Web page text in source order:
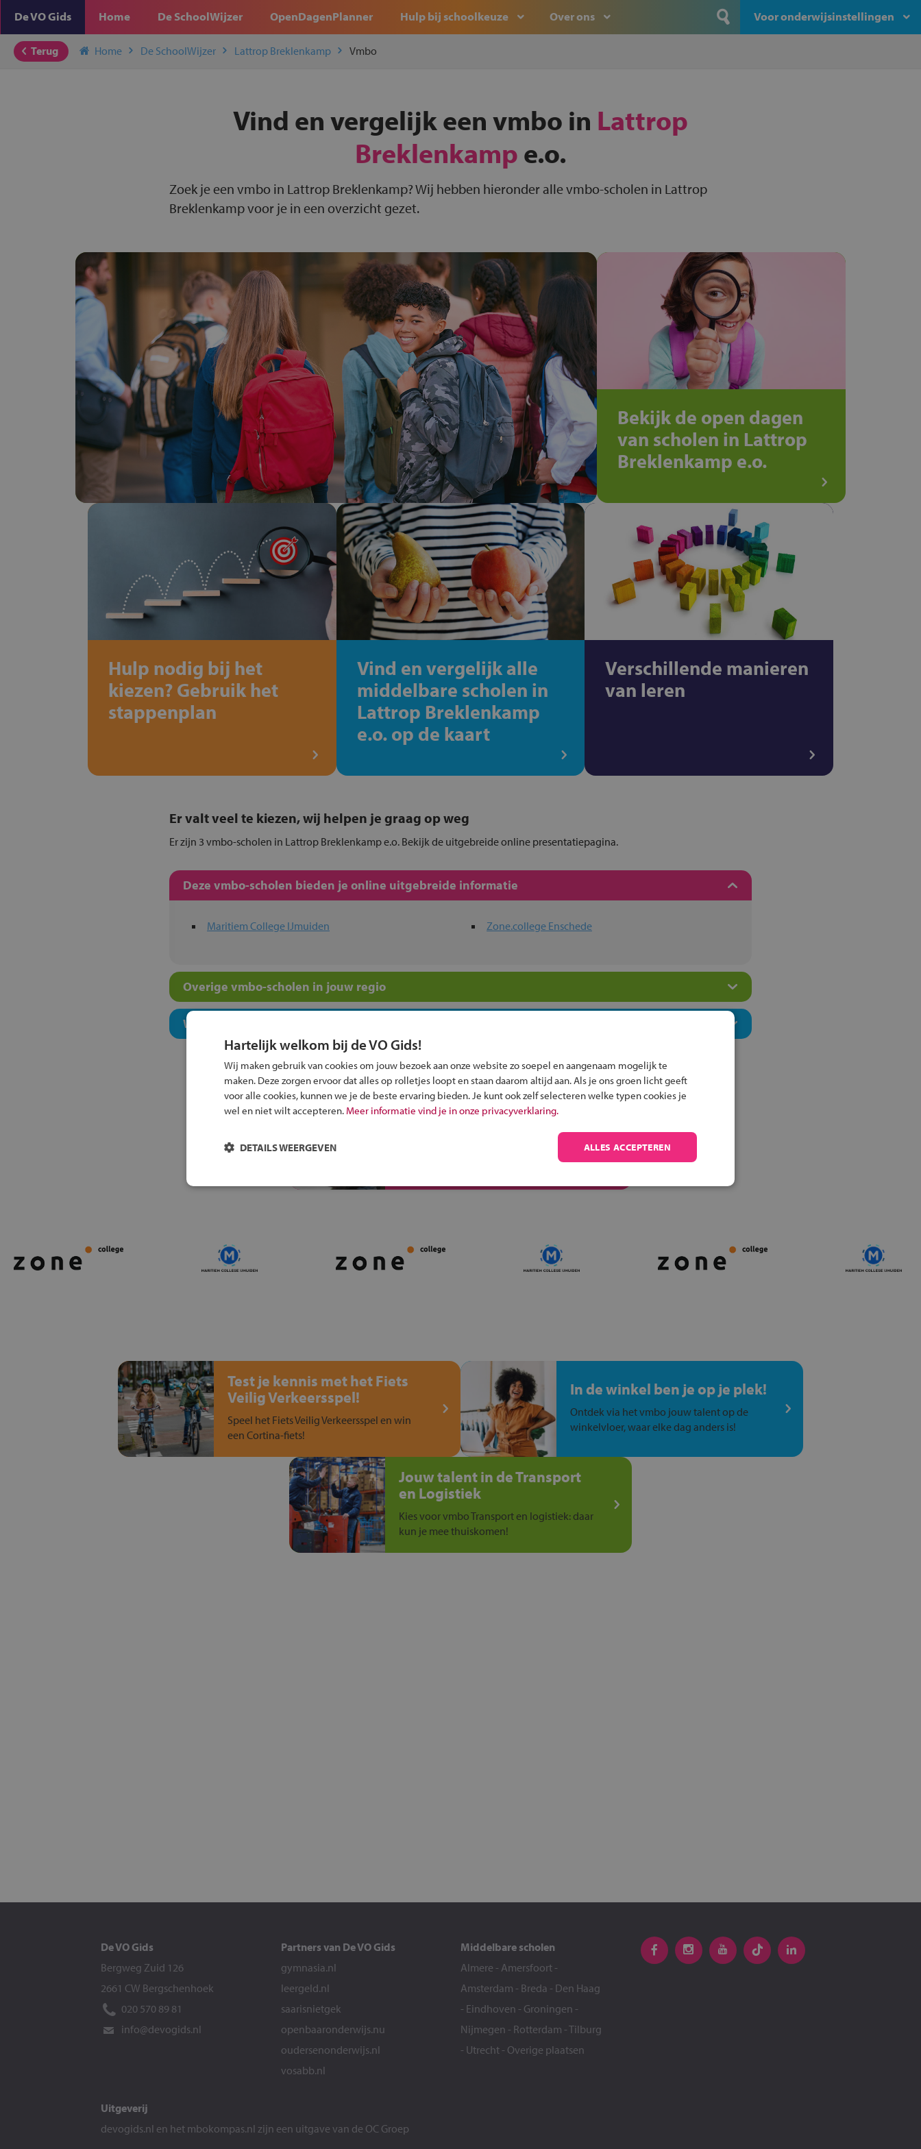
De VO Gids Home De SchoolWijzer OpenDagenPlanner Hulp bij schoolkeuze Over ons Voor onderwijsinstellingen
Terug Home De SchoolWijzer Lattrop Breklenkamp Vmbo
Vind en vergelijk een vmbo in Lattrop
Breklenkampe.o.
Zoek je een vmbo in Lattrop Breklenkamp? Wij hebben hieronder alle vmbo-scholen in Lattrop
Breklenkamp voor je in een overzicht gezet.
Bekijk de open dagen
van scholen in Lattrop
Breklenkamp e.o.
Hulp nodig bij het
kiezen? Gebruik het
stappenplan
Vind en vergelijk alle
middelbare scholen in
Lattrop Breklenkamp
e.o. op de kaart
Verschillende manieren
van leren
Er valt veel te kiezen, wij helpen je graag op weg
Er zijn 3 vmbo-scholen in Lattrop Breklenkamp e.o. Bekijk de uitgebreide online presentatiepagina.
Deze vmbo-scholen bieden je online uitgebreide informatie
Maritiem College IJmuiden Zone.college Enschede
Overige vmbo-scholen in jouw regio
Welk onderwijsconcept past bij jou?
Inschrijven?
Alle informatie om je kind aan te melden bij
Test je kennis met het Fiets
Veilig Verkeersspel!
Speel het Fiets Veilig Verkeersspel en win
een Cortina-fiets!
In de winkel ben je op je plek!
Ontdek via het vmbo jouw talent op de
winkelvloer, waar elke dag anders is!
Jouw talent in de Transport
en Logistiek
Kies voor vmbo Transport en logistiek: daar
kun je mee thuiskomen!
De VO Gids
Bergweg Zuid 126
2661 CW Bergschenhoek
020 570 89 81
info@devogids.nl
Partners van De VO Gids
gymnasia.nl
leergeld.nl
saarisnietgek
openbaaronderwijs.nu
oudersenonderwijs.nl
vosabb.nl
Middelbare scholen
Almere - Amersfoort -
Amsterdam - Breda - Den Haag
- Eindhoven - Groningen -
Nijmegen - Rotterdam -Tilburg
- Utrecht - Overige plaatsen
Uitgeverij
devogids.nl en het mbokompas.nl zijn een uitgave van de OC Groep
Hartelijk welkom bij de VO Gids!
Wij maken gebruik van cookies om jouw bezoek aan onze website zo soepel en aangenaam mogelijk te
maken. Deze zorgen ervoor dat alles op rolletjes loopt en staan daarom altijd aan. Als je ons groen licht geeft
voor alle cookies, kunnen we je de beste ervaring bieden. Je kunt ook zelf selecteren welke typen cookies je
wel en niet wilt accepteren. Meer informatie vind je in onze privacyverklaring.
ALLES ACCEPTEREN
DETAILS WEERGEVEN